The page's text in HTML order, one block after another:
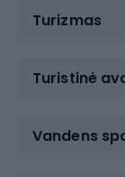
Turizmas
Turistinė
Vandens